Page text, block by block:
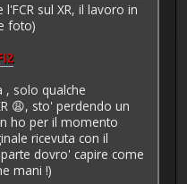
sul XR, il lavoro in
foto)
, solo qualche
😩, sto' perdendo un
ho per il momento
ricevuta con il
dovro' capire come
mani !)